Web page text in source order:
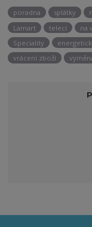
poradna splátky
Lamart
telecí na
Speciality
vrácení zboží